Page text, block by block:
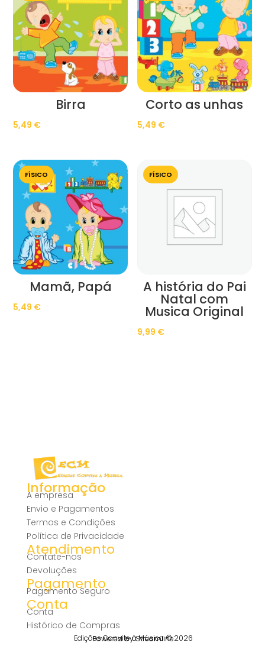
Birra
5,49 €
Corto as unhas
5,49 €
FÍSICO
Mamã, Papá
5,49 €
FÍSICO
A história do Pai
Natal com
Musica Original
9,99 €
Informação
A empresa
Envio e Pagamentos
Termos e Condições
Política de Privacidade
Atendimento
Contate-nos
Devoluções
Pagamento
Pagamento Seguro
Conta
Conta
Histórico de Compras
Edições Convite à Música © 2026
Powered by Streamline